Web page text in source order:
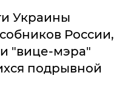
Украины
России,
"вице-мэра"
подрывной